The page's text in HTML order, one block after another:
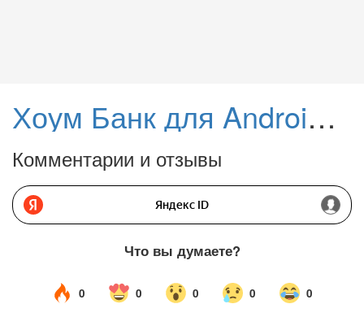
Хоум Банк для Android и iOS
Комментарии и отзывы